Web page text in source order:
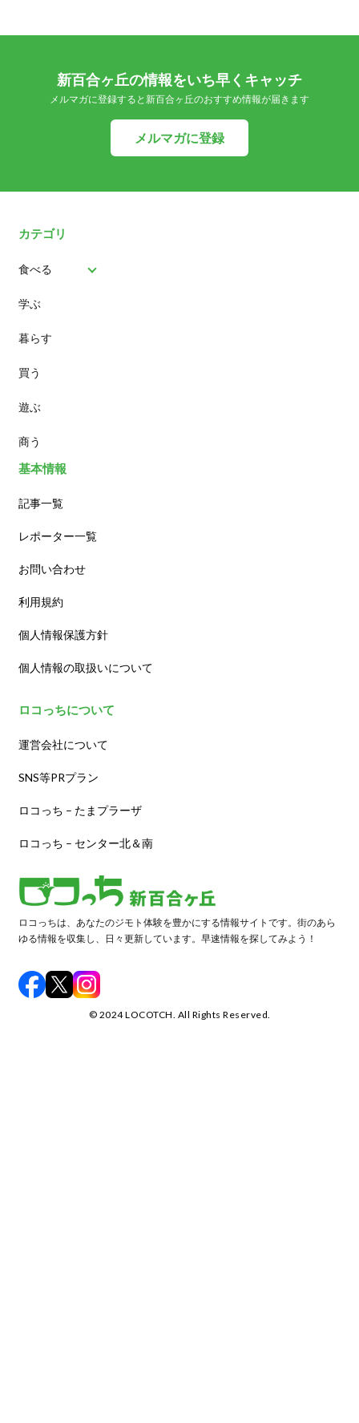
新百合ヶ丘の情報をいち早くキャッチ
メルマガに登録すると新百合ヶ丘のおすすめ情報が届きます
メルマガに登録
カテゴリ
食べる
パン
スイーツ
ランチ
カフェ
学ぶ
暮らす
買う
遊ぶ
商う
基本情報
記事一覧
レポーター一覧
お問い合わせ
利用規約
個人情報保護方針
個人情報の取扱いについて
ロコっちについて
運営会社について
SNS等PRプラン
ロコっち – たまプラーザ
ロコっち – センター北＆南
ロコっちは、あなたのジモト体験を豊かにする情報サイトです。街のあら
ゆる情報を収集し、日々更新しています。早速情報を探してみよう！
©️ 2024 LOCOTCH. All Rights Reserved.